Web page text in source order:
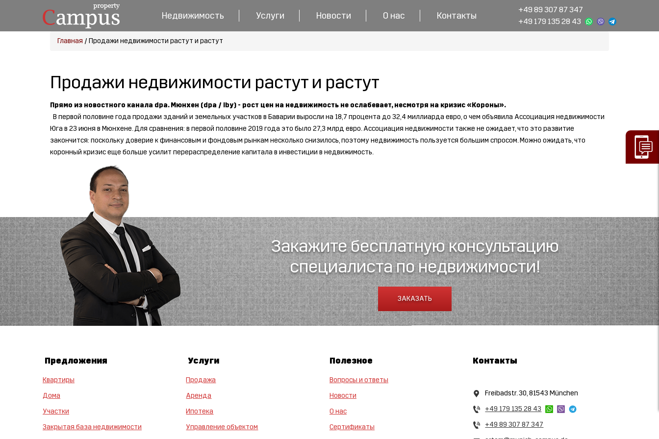
Недвижимость Услуги Новости О нас Контакты
+49 89 307 87 347
+49 179 135 28 43
Главная / Продажи недвижимости растут и растут
Продажи недвижимости растут и растут
Прямо из новостного канала dpa. Мюнхен (dpa / lby) - рост цен на недвижимость не ослабевает, несмотря на кризис «Короны».
В первой половине года продажи зданий и земельных участков в Баварии выросли на 18,7 процента до 32,4 миллиарда евро, о чем объявила Ассоциация недвижимости
Юга в 23 июня в Мюнхене. Для сравнения: в первой половине 2019 года это было 27,3 млрд евро. Ассоциация недвижимости также не ожидает, что это развитие
закончится: поскольку доверие к финансовым и фондовым рынкам несколько снизилось, поэтому недвижимость пользуется большим спросом. Можно ожидать, что
коронный кризис еще больше усилит перераспределение капитала в инвестиции в недвижимость.
Закажите бесплатную консультацию
специалиста по недвижимости!
ЗАКАЗАТЬ
Предложения
Квартиры
Дома
Участки
Закрытая база недвижимости
Услуги
Продажа
Аренда
Ипотека
Управление объектом
Полезное
Вопросы и ответы
Новости
О нас
Сертификаты
Контакты
Freibadstr. 30, 81543 München
+49 179 135 28 43
+49 89 307 87 347